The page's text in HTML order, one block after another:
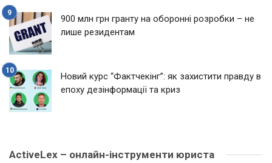
900 млн грн гранту на оборонні розробки – не
лише резидентам
Новий курс “Фактчекінг”: як захистити правду в
епоху дезінформації та криз
ActiveLex – онлайн-інструменти юриста